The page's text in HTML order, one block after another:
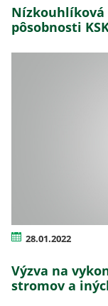
Nízkouhlíková
pôsobnosti
28.01.2022
Výzva na
stromov a